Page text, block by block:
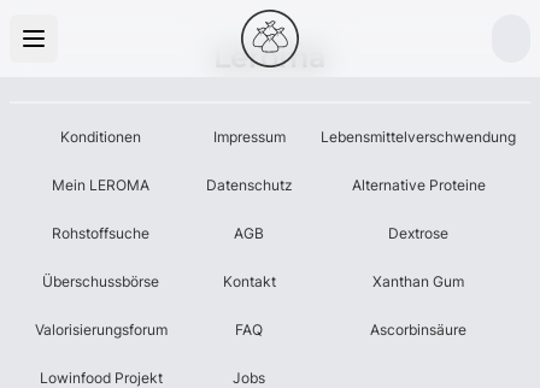
Leroma
Konditionen
Mein LEROMA
Rohstoffsuche
Überschussbörse
Valorisierungsforum
Lowinfood Projekt
Impressum
Datenschutz
AGB
Kontakt
FAQ
Jobs
Lebensmittelverschwendung
Alternative Proteine
Dextrose
Xanthan Gum
Ascorbinsäure